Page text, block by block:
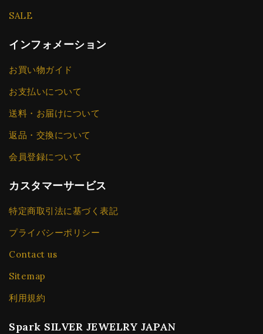
SALE
インフォメーション
お買い物ガイド
お支払いについて
送料・お届けについて
返品・交換について
会員登録について
カスタマーサービス
特定商取引法に基づく表記
プライバシーポリシー
Contact us
Sitemap
利用規約
Spark SILVER JEWELRY JAPAN